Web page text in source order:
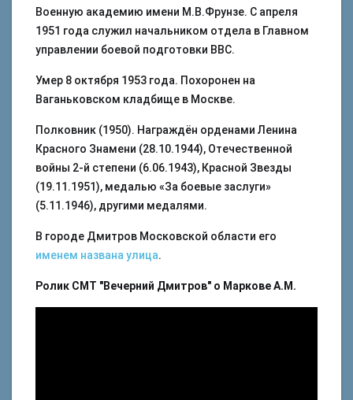
Военную академию имени М.В.Фрунзе. С апреля
1951 года служил начальником отдела в Главном
управлении боевой подготовки ВВС.
Умер 8 октября 1953 года. Похоронен на
Ваганьковском кладбище в Москве.
Полковник (1950). Награждён орденами Ленина
Красного Знамени (28.10.1944), Отечественной
войны 2-й степени (6.06.1943), Красной Звезды
(19.11.1951), медалью «За боевые заслуги»
(5.11.1946), другими медалями.
В городе Дмитров Московской области его
именем названа улица.
Ролик СМТ "Вечерний Дмитров" о Маркове А.М.